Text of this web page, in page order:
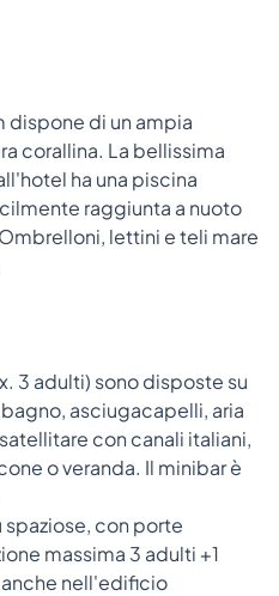
dispone di un ampia
corallina. La bellissima
ha una piscina
raggiunta a nuoto
lettini e teli mare
3 adulti) sono disposte su
asciugacapelli, aria
con canali italiani,
o veranda. Il minibar è
spaziose, con porte
massima 3 adulti +1
nell'edificio